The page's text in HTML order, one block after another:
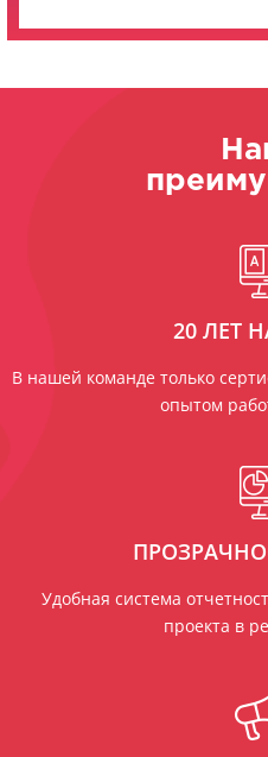
20 ЛЕТ
В нашей команде только
опытом
Удобная система
проекта в